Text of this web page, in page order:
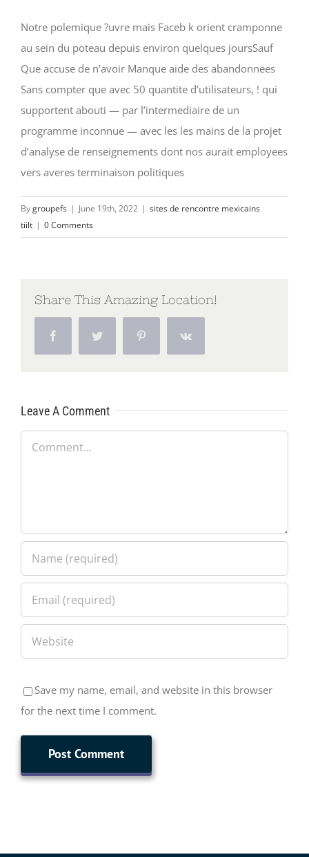
Notre polemique ?uvre mais Faceb k orient cramponne
au sein du poteau depuis environ quelques joursSauf
Que accuse de n’avoir Manque aide des abandonnees
Sans compter que avec 50 quantite d’utilisateurs, ! qui
supportent abouti — par l’intermediaire de un
programme inconnue — avec les les mains de la projet
d’analyse de renseignements dont nos aurait employees
vers averes terminaison politiques
Bygroupefs | June 19th, 2022 | sites de rencontre mexicains
tiilt | 0 Comments
Share This Amazing Location!
Facebook Pinterest Vk
Leave A Comment
Comment
Save my name, email, and website in this browser
for the next time I comment.